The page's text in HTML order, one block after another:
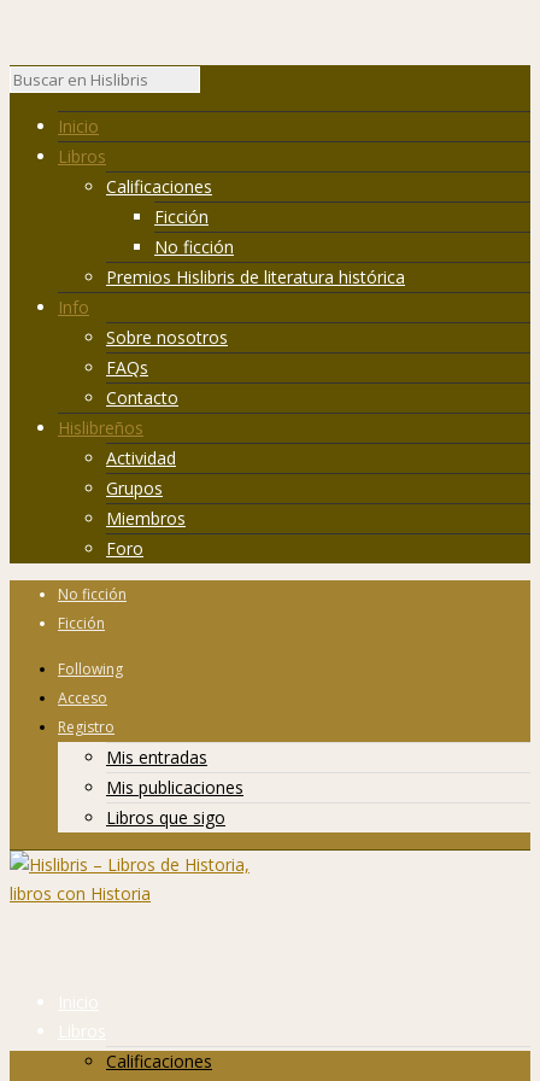
Inicio
Libros
Calificaciones
Ficción
No ficción
Premios Hislibris de literatura histórica
Info
Sobre nosotros
FAQs
Contacto
Hislibreños
Actividad
Grupos
Miembros
Foro
No ficción
Ficción
Following
Acceso
Registro
Mis entradas
Mis publicaciones
Libros que sigo
Inicio
Libros
Calificaciones